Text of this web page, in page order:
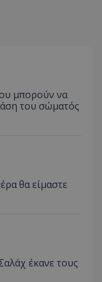
μπορούν να
του σώματός
θα είμαστε
έκανε τους